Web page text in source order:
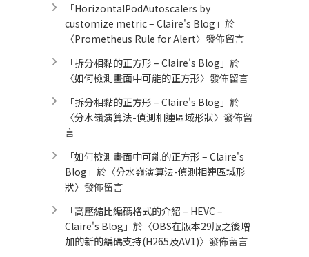
「HorizontalPodAutoscalers by
customize metric – Claire's Blog 」於
〈Prometheus Rule for Alert​〉發佈留言
「拆分相黏的正方形 – Claire's Blog 」於
〈如何檢測畫面中可能的正方形〉發佈留言
「拆分相黏的正方形 – Claire's Blog 」於
〈分水嶺演算法-偵測相連區域形狀〉發佈留
言
「如何檢測畫面中可能的正方形 – Claire's
Blog 」於〈分水嶺演算法-偵測相連區域形
狀〉發佈留言
「高壓縮比編碼格式的介紹 – HEVC –
Claire's Blog 」於〈OBS在版本29版之後增
加的新的編碼支持(H265及AV1)〉發佈留言